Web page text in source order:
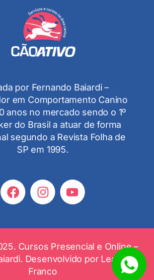
por Fernando Baiardi –
em Comportamento Canino
anos no mercado sendo o 1º
do Brasil a atuar de forma
segundo a Revista Folha de
SP em 1995.
Cursos Presencial e Online –
Desenvolvido por Leandro
Franco